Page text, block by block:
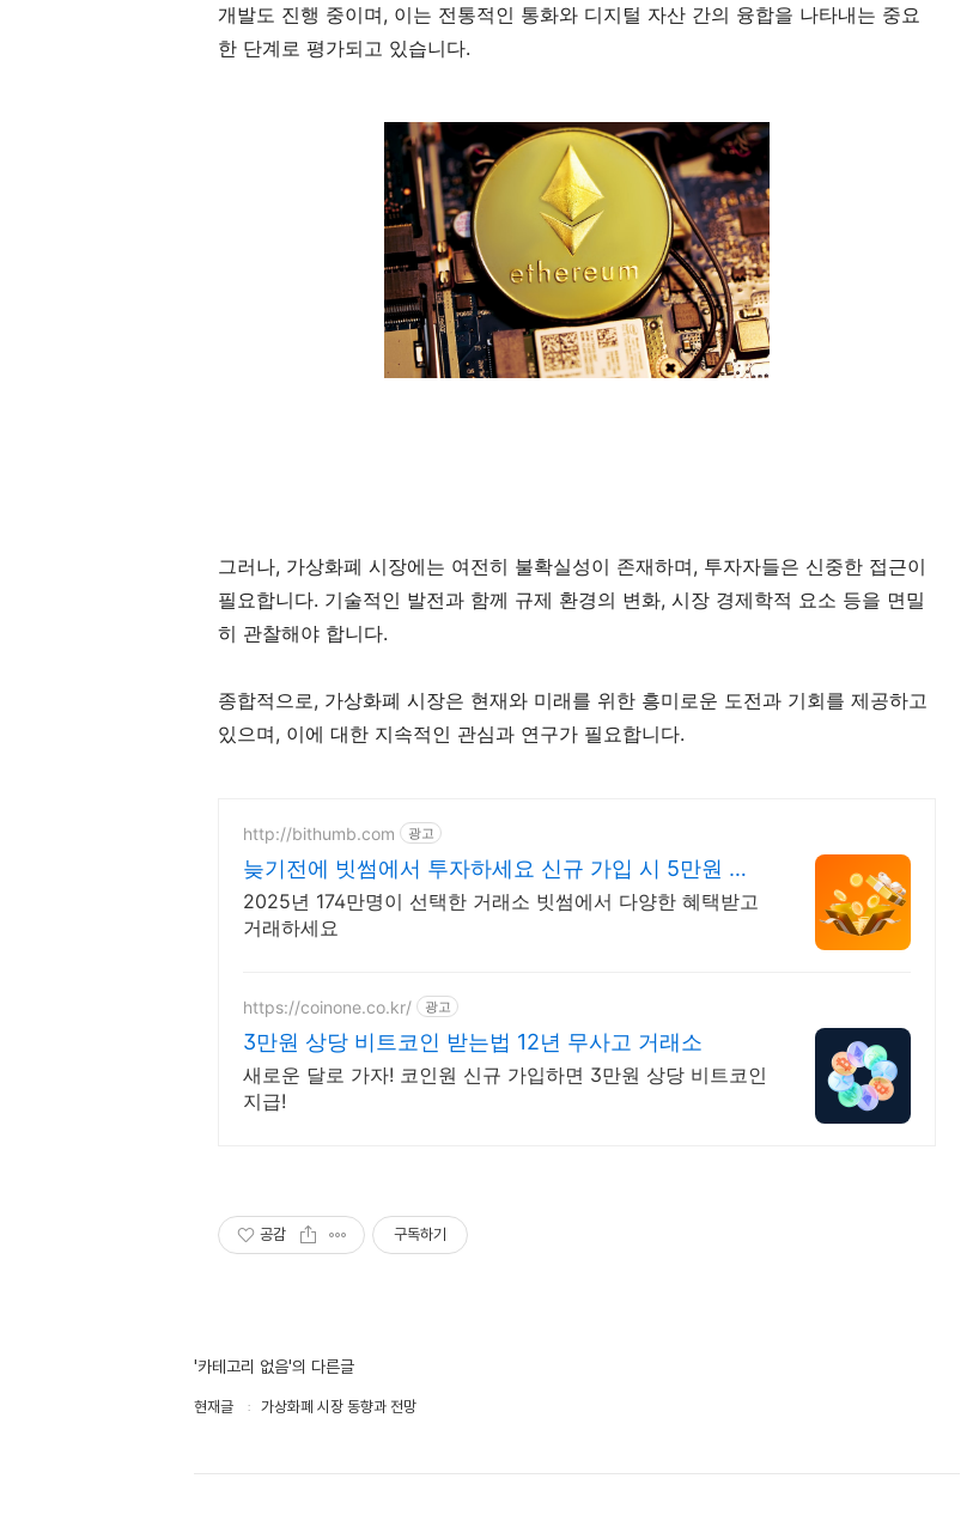
개발도 진행 중이며, 이는 전통적인 통화와 디지털 자산 간의 융합을 나타내는 중요
한 단계로 평가되고 있습니다.
그러나, 가상화폐 시장에는 여전히 불확실성이 존재하며, 투자자들은 신중한 접근이
필요합니다. 기술적인 발전과 함께 규제 환경의 변화, 시장 경제학적 요소 등을 면밀
히 관찰해야 합니다.
종합적으로, 가상화폐 시장은 현재와 미래를 위한 흥미로운 도전과 기회를 제공하고
있으며, 이에 대한 지속적인 관심과 연구가 필요합니다.
http://bithumb.com 광고
늦기전에 빗썸에서 투자하세요 신규 가입 시 5만원 혜
택
2025년 174만명이 선택한 거래소 빗썸에서 다양한 혜택받고
거래하세요
https://coinone.co.kr/ 광고
3만원 상당 비트코인 받는법 12년 무사고 거래소
새로운 달로 가자! 코인원 신규 가입하면 3만원 상당 비트코인
지급!
공감 구독하기
'카테고리 없음'의 다른글
현재글 가상화폐 시장 동향과 전망